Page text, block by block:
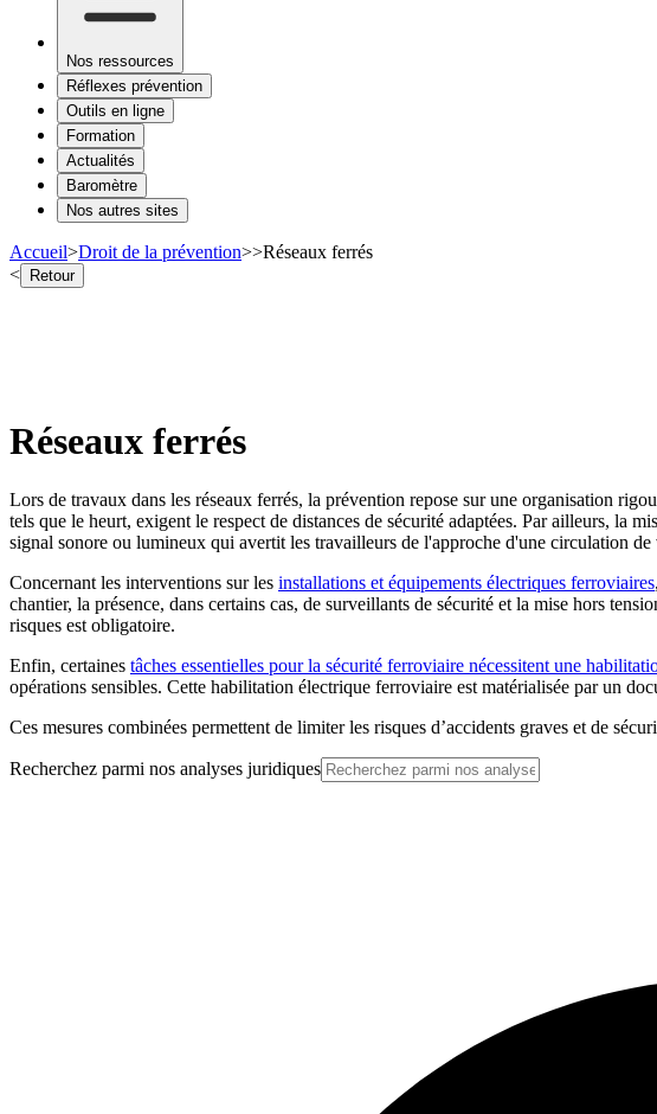
Nos ressources
Réflexes prévention
Outils en ligne
Formation
Actualités
Baromètre
Nos autres sites
Accueil>Droit de la prévention>>Réseaux ferrés
< Retour
Réseaux ferrés
Lors de travaux dans les réseaux ferrés, la prévention repose sur une organisation
tels que le heurt, exigent le respect de distances de sécurité adaptées. Par ailleurs, la
signal sonore ou lumineux qui avertit les travailleurs de l'approche d'une circulation
Concernant les interventions sur les installations et équipements électriques ferroviaires
chantier, la présence, dans certains cas, de surveillants de sécurité et la mise hors
risques est obligatoire.
Enfin, certaines tâches essentielles pour la sécurité ferroviaire nécessitent une
opérations sensibles. Cette habilitation électrique ferroviaire est matérialisée par un
Ces mesures combinées permettent de limiter les risques d’accidents graves et de
Recherchez parmi nos analyses juridiques